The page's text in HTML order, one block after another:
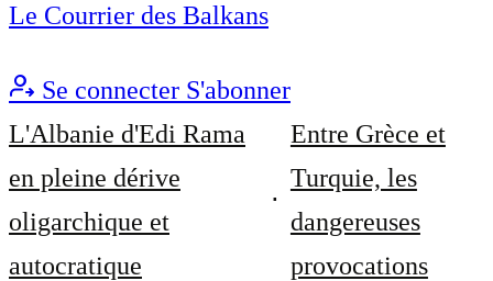
Le Courrier des Balkans
Se connecter S'abonner
L'Albanie d'Edi Rama
en pleine dérive
oligarchique et
autocratique
Entre Grèce et
Turquie, les
dangereuses
provocations